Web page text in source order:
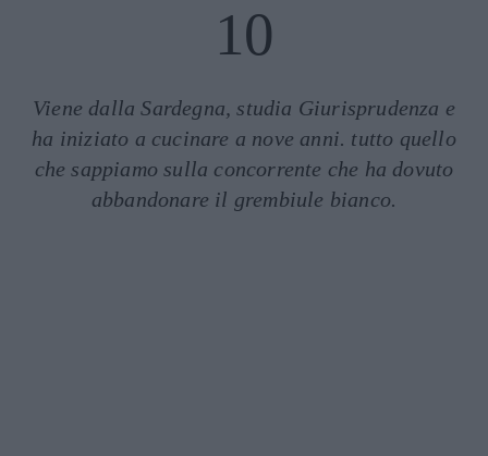
10
Viene dalla Sardegna, studia Giurisprudenza e
ha iniziato a cucinare a nove anni. tutto quello
che sappiamo sulla concorrente che ha dovuto
abbandonare il grembiule bianco.